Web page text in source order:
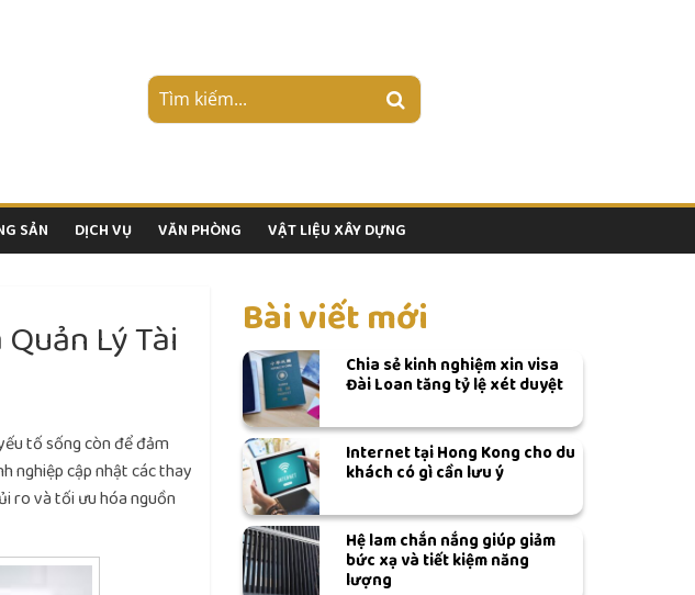
SẢN DỊCH VỤ VĂN PHÒNG VẬT LIỆU XÂY DỰNG
Lý Tài
tố sống còn để đảm
nghiệp cập nhật các thay
ro và tối ưu hóa nguồn
Bài viết mới
Chia sẻ kinh nghiệm xin visa
Đài Loan tăng tỷ lệ xét duyệt
Internet tại Hong Kong cho du
khách có gì cần lưu ý
Hệ lam chắn nắng giúp giảm
bức xạ và tiết kiệm năng
lượng